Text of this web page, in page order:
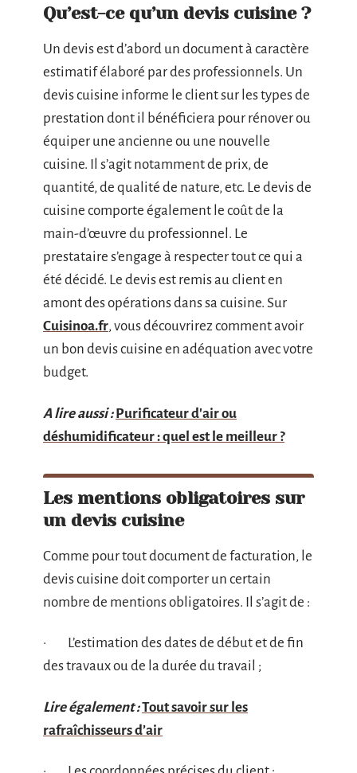
Qu’est-ce qu’un devis cuisine ?
Un devis est d’abord un document à caractère
estimatif élaboré par des professionnels. Un
devis cuisine informe le client sur les types de
prestation dont il bénéficiera pour rénover ou
équiper une ancienne ou une nouvelle
cuisine. Il s’agit notamment de prix, de
quantité, de qualité de nature, etc. Le devis de
cuisine comporte également le coût de la
main-d’œuvre du professionnel. Le
prestataire s’engage à respecter tout ce qui a
été décidé. Le devis est remis au client en
amont des opérations dans sa cuisine. Sur
Cuisinoa.fr, vous découvrirez comment avoir
un bon devis cuisine en adéquation avec votre
budget.
A lire aussi : Purificateur d'air ou
déshumidificateur : quel est le meilleur ?
Les mentions obligatoires sur
un devis cuisine
Comme pour tout document de facturation, le
devis cuisine doit comporter un certain
nombre de mentions obligatoires. Il s’agit de :
· L’estimation des dates de début et de fin
des travaux ou de la durée du travail ;
Lire également :Tout savoir sur les
rafraîchisseurs d’air